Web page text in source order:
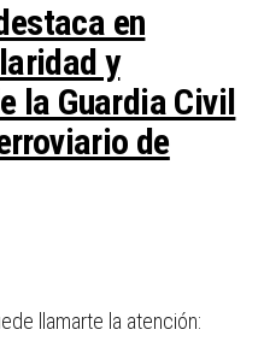
en
y
la Guardia Civil
de
llamarte la atención: